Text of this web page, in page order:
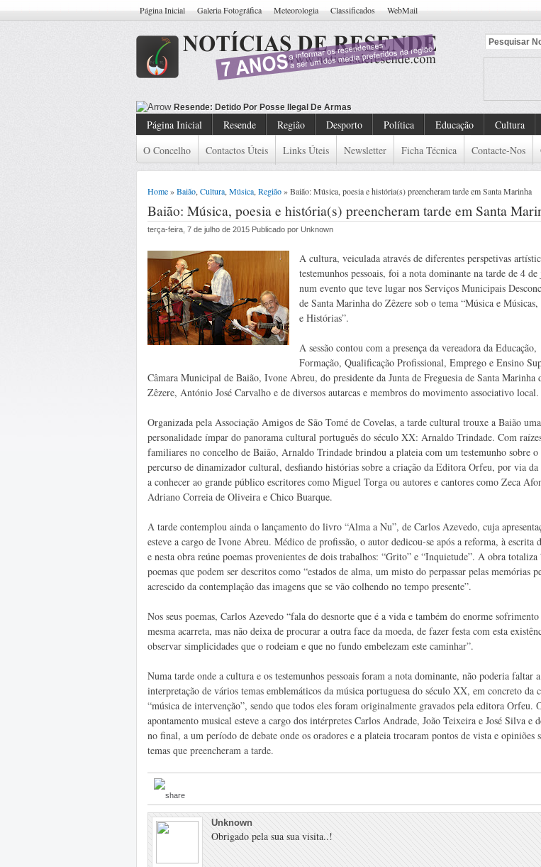
Página Inicial Galeria Fotográfica Meteorologia Classificados WebMail
Resende: Det
Página Inicial Resende Região Desporto Política Educação Cultura
O Concelho
Contactos Úteis Links Úteis Newsletter Ficha Técnica Contacte-Nos
Home»Baião Cultura Música Região» Baião: Música, poesia e história(s) preencheram tarde em Santa Marinha
Baião: Música, poesia e história(s) preencheram tarde em Santa
terça-feira, 7 de julho de 2015 Publicado por Unknown
A cultura, veiculada através de diferentes perspetivas
testemunhos pessoais, foi a nota dominante na tarde de 4
num evento que teve lugar nos Serviços Municipais
de Santa Marinha do Zêzere sob o tema “Música e
e Histórias”.
A sessão contou com a presença da vereadora da Educação,
Formação, Qualificação Profissional, Emprego e Ensino
Câmara Municipal de Baião, Ivone Abreu, do presidente da Junta de Freguesia de Santa Marinha
Zêzere, António José Carvalho e de diversos autarcas e membros do movimento associativo local.
Organizada pela Associação Amigos de São Tomé de Covelas, a tarde cultural trouxe a Baião uma
personalidade ímpar do panorama cultural português do século XX: Arnaldo Trindade. Com
familiares no concelho de Baião, Arnaldo Trindade brindou a plateia com um testemunho sobre o
percurso de dinamizador cultural, desfiando histórias sobre a criação da Editora Orfeu, por via da
a conhecer ao grande público escritores como Miguel Torga ou autores e cantores como Zeca
Adriano Correia de Oliveira e Chico Buarque.
A tarde contemplou ainda o lançamento do livro “Alma a Nu”, de Carlos Azevedo, cuja
esteve a cargo de Ivone Abreu. Médico de profissão, o autor dedicou-se após a reforma, à escrita
e nesta obra reúne poemas provenientes de dois trabalhos: “Grito” e “Inquietude”. A obra totaliza
poemas que podem ser descritos como “estados de alma, um misto do perpassar pelas memórias
acrescido da contemplação das imagens que se vão colhendo no tempo presente”.
Nos seus poemas, Carlos Azevedo “fala do desnorte que é a vida e também do enorme sofrimento
mesma acarreta, mas não deixa de procurar a outra face da moeda, de fazer festa com esta
observar simplicidades que o rodeiam e que no fundo embelezam este caminhar”.
Numa tarde onde a cultura e os testemunhos pessoais foram a nota dominante, não poderia faltar a
interpretação de vários temas emblemáticos da música portuguesa do século XX, em concreto da
“música de intervenção”, sendo que todos eles foram originalmente gravados pela editora Orfeu.
apontamento musical esteve a cargo dos intérpretes Carlos Andrade, João Teixeira e José Silva e
no final, a um período de debate onde os oradores e a plateia trocaram pontos de vista e opiniões
temas que preencheram a tarde.
Unknown
Obrigado pela sua sua visita..!